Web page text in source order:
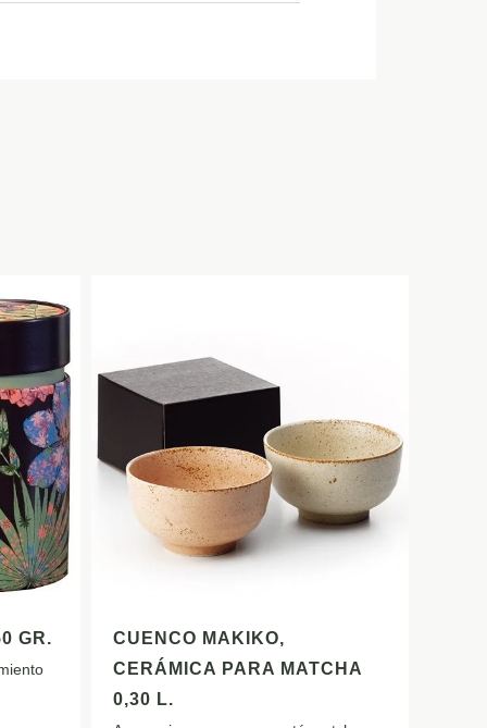
GR.
CUENCO MAKIKO,
CERÁMICA PARA MATCHA
0,30 L.